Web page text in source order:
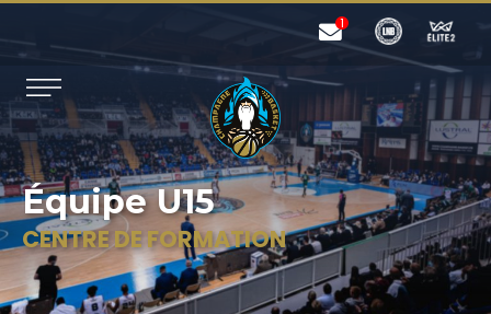
Équipe U15
CENTRE DE FORMATION